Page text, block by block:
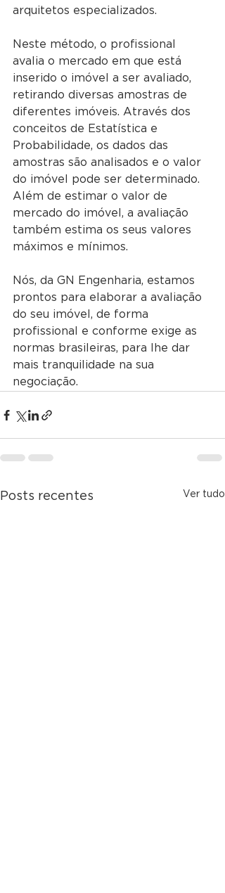
arquitetos especializados.
Neste método, o profissional
avalia o mercado em que está
inserido o imóvel a ser avaliado,
retirando diversas amostras de
diferentes imóveis. Através dos
conceitos de Estatística e
Probabilidade, os dados das
amostras são analisados e o valor
do imóvel pode ser determinado.
Além de estimar o valor de
mercado do imóvel, a avaliação
também estima os seus valores
máximos e mínimos.
Nós, da GN Engenharia, estamos
prontos para elaborar a avaliação
do seu imóvel, de forma
profissional e conforme exige as
normas brasileiras, para lhe dar
mais tranquilidade na sua
negociação.
Posts recentes Ver tudo